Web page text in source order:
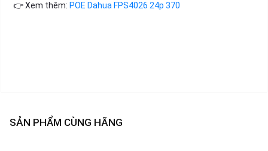
👉 Xem thêm: POE Dahua FPS4026 24p 370
SẢN PHẨM CÙNG HÃNG